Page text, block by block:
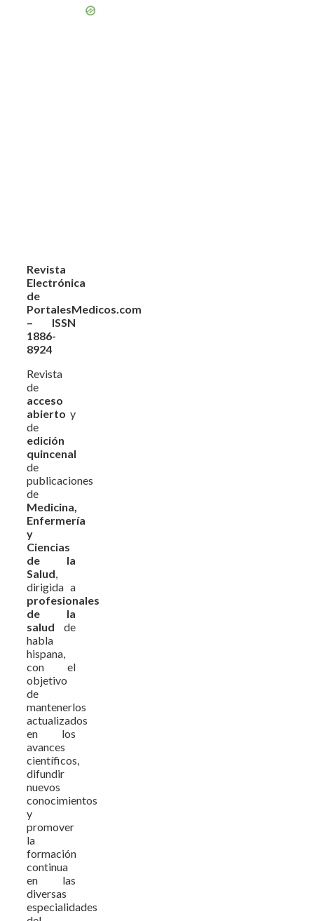
Revista
Electrónica
de
PortalesMedicos.com
– ISSN
1886-
8924
Revista
de
acceso
abierto y
de
edición
quincenal
de
publicaciones
de
Medicina,
Enfermería
y
Ciencias
de la
Salud,
dirigida a
profesionales
de la
salud de
habla
hispana,
con el
objetivo
de
mantenerlos
actualizados
en los
avances
científicos,
difundir
nuevos
conocimientos
y
promover
la
formación
continua
en las
diversas
especialidades